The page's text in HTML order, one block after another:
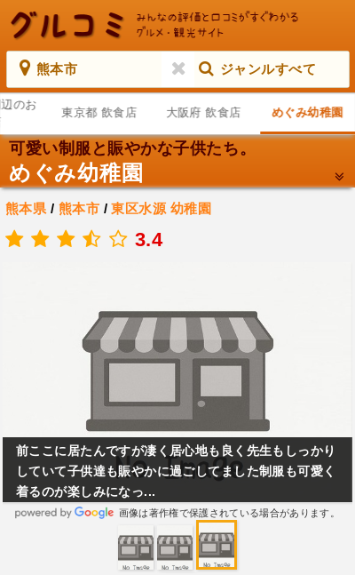
熊本市 ジャンルすべて
のお
東京都 飲食店 大阪府 飲食店 めぐみ幼稚園
可愛い制服と賑やかな子供たち。
めぐみ幼稚園
熊本県 / 熊本市 /東区水源 幼稚園
3.4
前ここに居たんですが凄く居心地も良く先生もしっかり
していて子供達も賑やかに過ごしてました制服も可愛く
着るのが楽しみになっ...
画像は著作権で保護されている場合があります。